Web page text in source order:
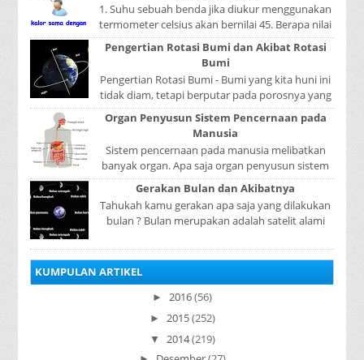
1. Suhu sebuah benda jika diukur menggunakan
termometer celsius akan bernilai 45. Berapa nilai
yang ditunjukkan oleh termometer Reamur, ...
Pengertian Rotasi Bumi dan Akibat Rotasi
Bumi
Pengertian Rotasi Bumi - Bumi yang kita huni ini
tidak diam, tetapi berputar pada porosnya yang
disebut rotasi bumi. Waktu yang diperlukan...
Organ Penyusun Sistem Pencernaan pada
Manusia
Sistem pencernaan pada manusia melibatkan
banyak organ. Apa saja organ penyusun sistem
pencernaan pada manusia ? Organ penyusun
sistem p...
Gerakan Bulan dan Akibatnya
Tahukah kamu gerakan apa saja yang dilakukan
bulan ? Bulan merupakan adalah satelit alami
memancarkan ...
KUMPULAN ARTIKEL
► 2016(56)
► 2015(252)
▼ 2014(219)